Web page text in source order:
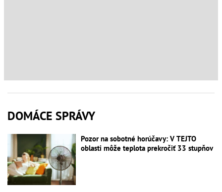
DOMÁCE SPRÁVY
Pozor na sobotné horúčavy: V TEJTO
oblasti môže teplota prekročiť 33 stupňov